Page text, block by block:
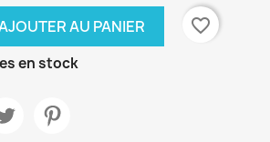
AU PANIER
favorite_border
en stock